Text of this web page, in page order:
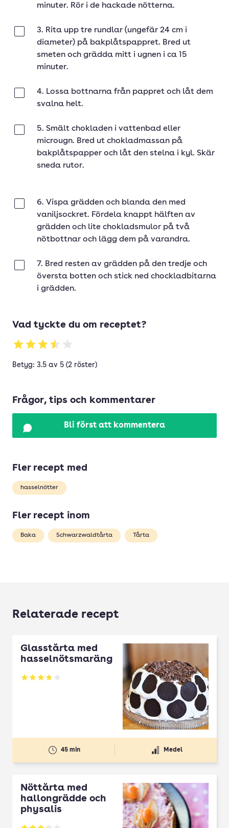
minuter. Rör i de hackade nötterna.
3. Rita upp tre rundlar (ungefär 24 cm i
diameter) på bakplåtspappret. Bred ut
smeten och grädda mitt i ugnen i ca 15
minuter.
4. Lossa bottnarna från pappret och låt dem
svalna helt.
5. Smält chokladen i vattenbad eller
microugn. Bred ut chokladmassan på
bakplåtspapper och låt den stelna i kyl. Skär
sneda rutor.
6. Vispa grädden och blanda den med
vaniljsockret. Fördela knappt hälften av
grädden och lite chokladsmulor på två
nötbottnar och lägg dem på varandra.
7. Bred resten av grädden på den tredje och
översta botten och stick ned chockladbitarna
i grädden.
Vad tyckte du om receptet?
Betyg: 3.5 av 5 (2 röster)
Frågor, tips och kommentarer
Bli först att kommentera
Fler recept med
hasselnötter
Fler recept inom
Baka Schwarzwaldtårta Tårta
Relaterade recept
Glasstårta med
hasselnötsmaräng
Betyg: 3.8 av 5
45 min Medel
Nöttårta med
hallongrädde och
physalis